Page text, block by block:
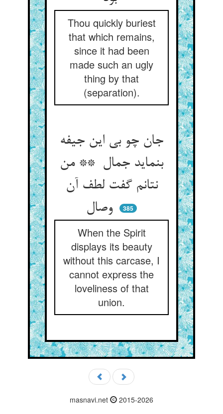
Thou quickly buriest
that which remains,
since it had been
made such an ugly
thing by that
(separation).
جان چو بی این جیفه
بنماید جمال ** من
نتانم گفت لطف آن
وصال
385
When the Spirit
displays its beauty
without this carcase, I
cannot express the
loveliness of that
union.
masnavi.net 2015-2026